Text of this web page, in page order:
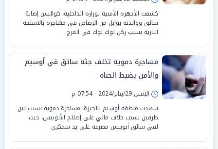
كشفت الأجهزة الأمنية بوزارة الداخلية، كواليس إصابة
سائق ووالدته بوابل من الرصاص فى مشاجرة بالاسلحة
النارية بسبب ركن توك توك فى المرج .
مشاجرة دموية تخلف جثة سائق في أوسيم
والأمن يضبط الجناه
الإثنين 29/يناير/2024 - 07:54 م
شهدت منطقة أوسيم بالجيزة، مشاجرة دموية نشبت بين
طرفين بسبب خلاف مالي على إصلاح الأتوبيس، حيث
لقي سائق أتوبيس مصرعه علي يد سمكري